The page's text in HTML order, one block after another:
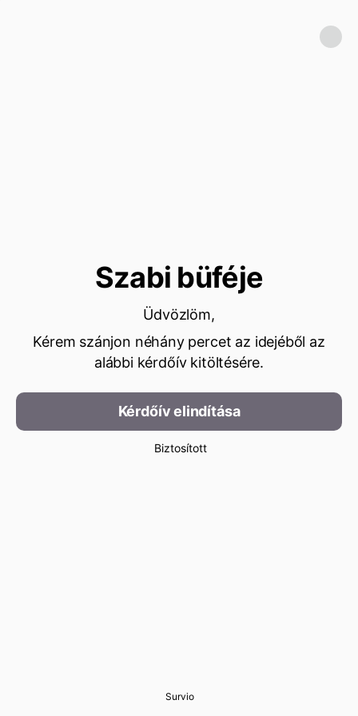
Szabi büféje
Üdvözlöm,
Kérem szánjon néhány percet az idejéből az
alábbi kérdőív kitöltésére.
Kérdőív elindítása
Biztosított
Survio